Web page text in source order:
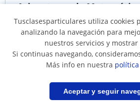
Guardar búsqueda
Asignaturas de
Tusclasesparticulares utiliza cookies
analizando la navegación para
nuestros servicios y
Si continuas navegando,
Más info en nuestra
Aceptar y seguir